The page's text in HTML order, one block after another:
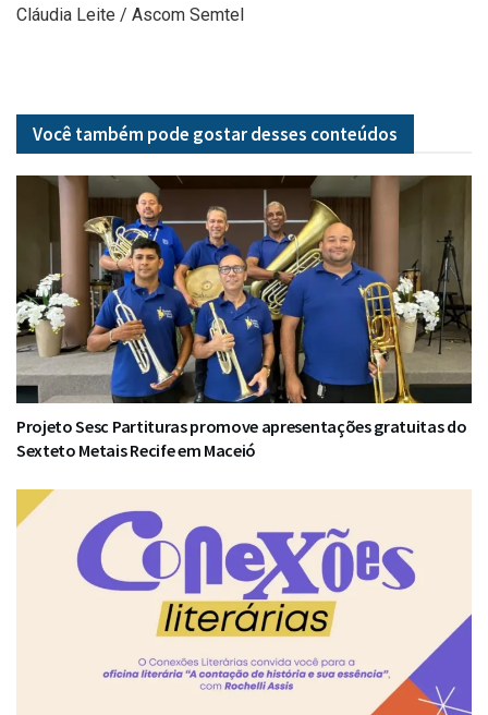
Cláudia Leite / Ascom Semtel
Você também pode gostar desses conteúdos
Projeto Sesc Partituras promove apresentações gratuitas do
Sexteto Metais Recife em Maceió